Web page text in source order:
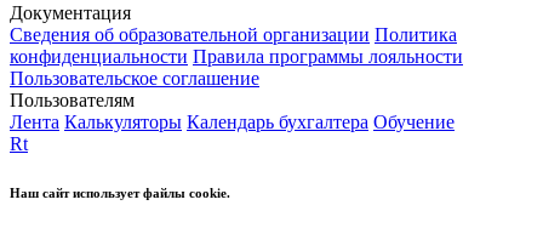
Документация
Сведения об образовательной организации Политика
конфиденциальности Правила программы лояльности
Пользовательское соглашение
Пользователям
Лента Калькуляторы Календарь бухгалтера Обучение
Rt
Наш сайт использует файлы cookie.